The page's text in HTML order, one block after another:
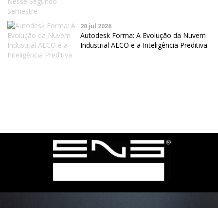
20 jul 2026
Autodesk Forma: A Evolução da Nuvem
Industrial AECO e a Inteligência Preditiva